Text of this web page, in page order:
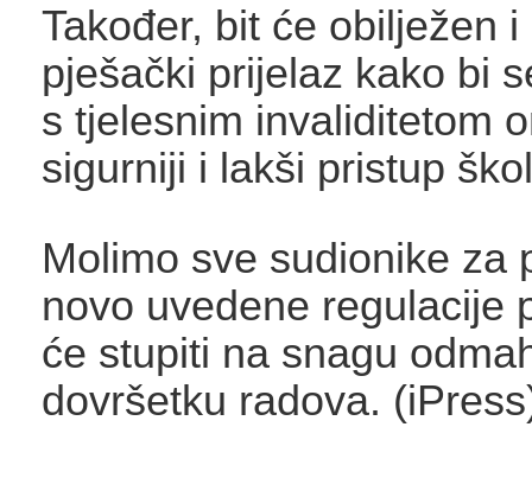
Također, bit će obilježen i
pješački prijelaz kako bi
s tjelesnim invaliditetom
sigurniji i lakši pristup
Molimo sve sudionike za
novo uvedene regulacije
će stupiti na snagu
dovršetku radova.